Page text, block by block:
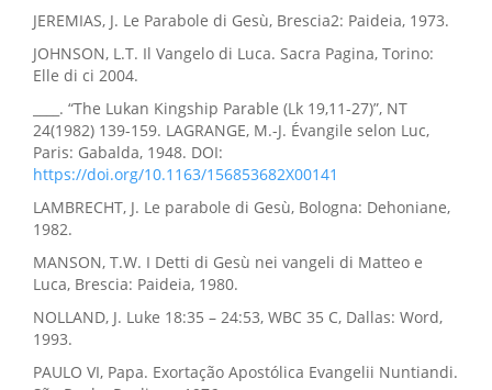
JEREMIAS, J. Le Parabole di Gesù, Brescia2: Paideia, 1973.
JOHNSON, L.T. Il Vangelo di Luca. Sacra Pagina, Torino:
Elle di ci 2004.
____. “The Lukan Kingship Parable (Lk 19,11-27)”, NT
24(1982) 139-159. LAGRANGE, M.-J. Évangile selon Luc,
Paris: Gabalda, 1948. DOI:
https://doi.org/10.1163/156853682X00141
LAMBRECHT, J. Le parabole di Gesù, Bologna: Dehoniane,
1982.
MANSON, T.W. I Detti di Gesù nei vangeli di Matteo e
Luca, Brescia: Paideia, 1980.
NOLLAND, J. Luke 18:35 – 24:53, WBC 35 C, Dallas: Word,
1993.
PAULO VI, Papa. Exortação Apostólica Evangelii Nuntiandi.